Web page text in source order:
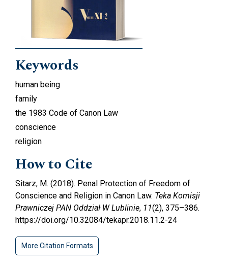
Keywords
human being
family
the 1983 Code of Canon Law
conscience
religion
How to Cite
Sitarz, M. (2018). Penal Protection of Freedom of
Conscience and Religion in Canon Law. Teka Komisji
Prawniczej PAN Oddział W Lublinie, 11(2), 375–386.
https://doi.org/10.32084/tekapr.2018.11.2-24
More Citation Formats